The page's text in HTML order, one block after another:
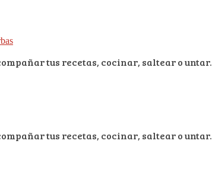
tus recetas, cocinar, saltear o untar.
tus recetas, cocinar, saltear o untar.